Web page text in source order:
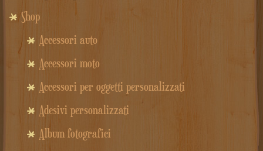
Shop
Accessori auto
Accessori moto
Accessori per oggetti personalizzati
Adesivi personalizzati
Album fotografici